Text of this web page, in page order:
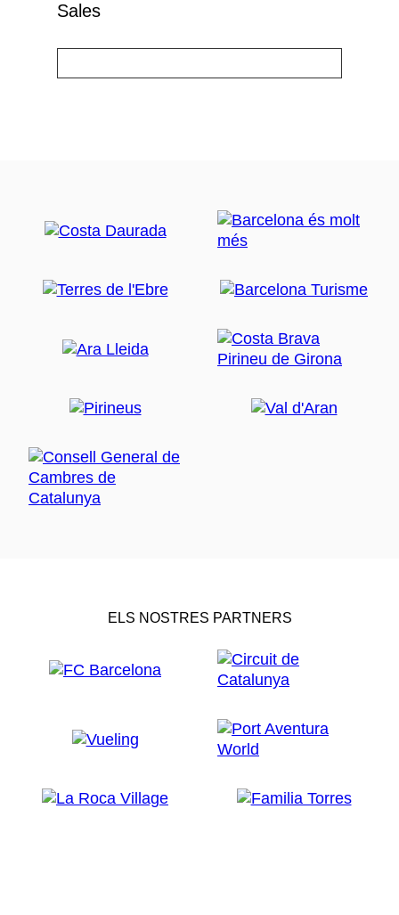
Sales
ELS NOSTRES PARTNERS